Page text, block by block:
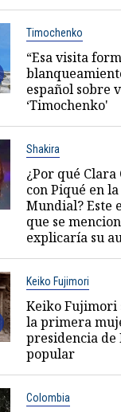
Timochenko
“Esa visita
español sobre
‘Timochenko'
Shakira
¿Por qué Clara
con Piqué en
Mundial? Este
que se
explicaría su
Keiko Fujimori
Keiko Fujimori
la primera
presidencia de
popular
Colombia